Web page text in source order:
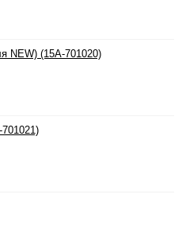
NEW) (15A-701020)